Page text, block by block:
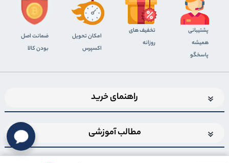
پشتیبانی
همیشه
پاسخگو
تخفیف های
روزانه
اﻣﮑﺎن ﺗﺤﻮﯾﻞ
اﮐﺴﭙﺮس
ضمانت اصل
بودن کالا
راهنمای خرید
مطالب آموزشی